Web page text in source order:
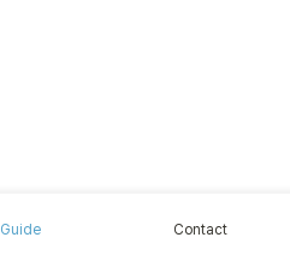
Guide Contact